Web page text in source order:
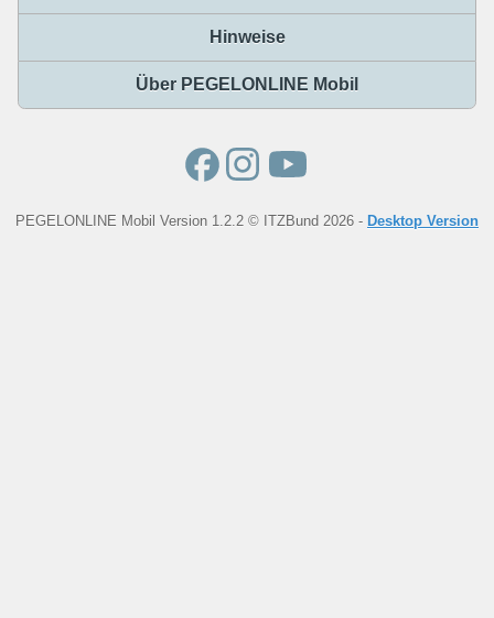
Hinweise
Über PEGELONLINE Mobil
PEGELONLINE Mobil Version 1.2.2 © ITZBund 2026 - Desktop Version